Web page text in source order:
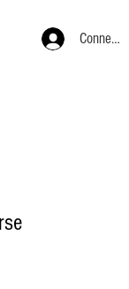
Connexion